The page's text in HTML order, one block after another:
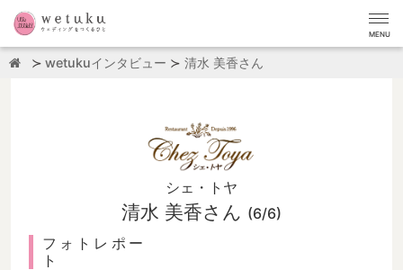
MENU
wetukuインタビュー 清水 美香さん
シェ・トヤ
清水 美香さん (6/6)
フォトレポー
ト